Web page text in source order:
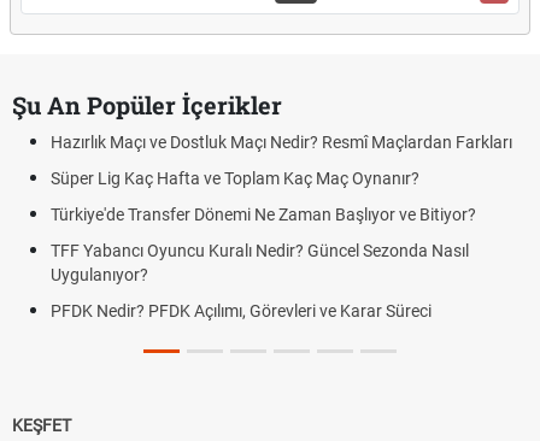
Şu An Popüler İçerikler
Hazırlık Maçı ve Dostluk Maçı Nedir? Resmî Maçlardan Farkları
Süper Lig Kaç Hafta ve Toplam Kaç Maç Oynanır?
Türkiye'de Transfer Dönemi Ne Zaman Başlıyor ve Bitiyor?
TFF Yabancı Oyuncu Kuralı Nedir? Güncel Sezonda Nasıl
Uygulanıyor?
PFDK Nedir? PFDK Açılımı, Görevleri ve Karar Süreci
KEŞFET